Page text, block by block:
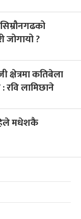
जोगायो ?
क्षेत्रमा कतिबेला
रवि लामिछाने
मधेशकै